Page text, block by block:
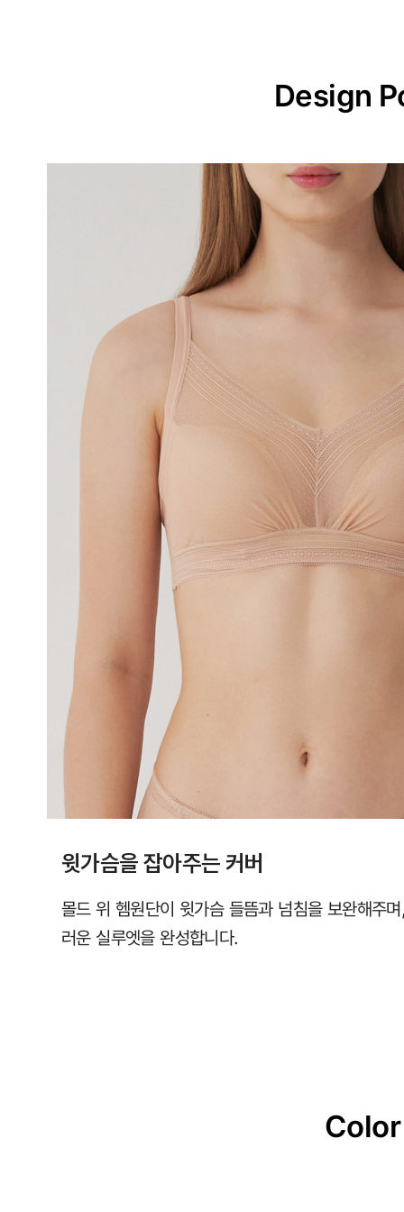
Design
윗가슴을 잡아주는 커버
몰드 위 헴원단이 윗가슴 들뜸과 넘침을 보완해주
러운 실루엣을 완성합니다.
Color